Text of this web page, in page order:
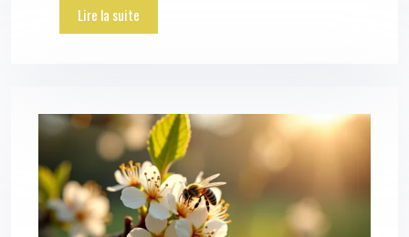
Lire la suite